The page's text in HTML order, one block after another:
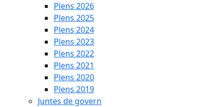
Plens 2026
Plens 2025
Plens 2024
Plens 2023
Plens 2022
Plens 2021
Plens 2020
Plens 2019
Juntes de govern